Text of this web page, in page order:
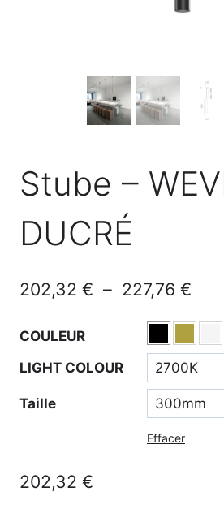
Stube –
DUCRÉ
202,32 € – 227,76 €
de
prix :
à
COULEUR
LIGHT COLOUR
Taille
Effacer
202,32 €